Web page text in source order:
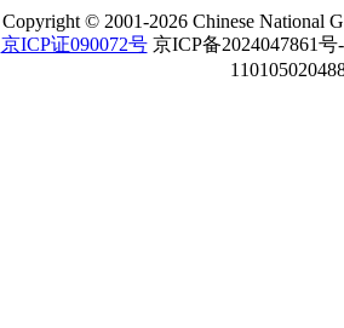
Copyright ©2001-2026 Chinese National
京ICP证090072号京ICP备2024047861